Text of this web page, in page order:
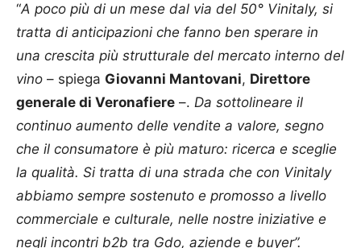
“A poco più di un mese dal via del 50° Vinitaly, si
tratta di anticipazioni che fanno ben sperare in
una crescita più strutturale del mercato interno del
vino – spiega Giovanni Mantovani, Direttore
generale di Veronafiere –. Da sottolineare il
continuo aumento delle vendite a valore, segno
che il consumatore è più maturo: ricerca e sceglie
la qualità. Si tratta di una strada che con Vinitaly
abbiamo sempre sostenuto e promosso a livello
commerciale e culturale, nelle nostre iniziative e
negli incontri b2b tra Gdo, aziende e buyer”.